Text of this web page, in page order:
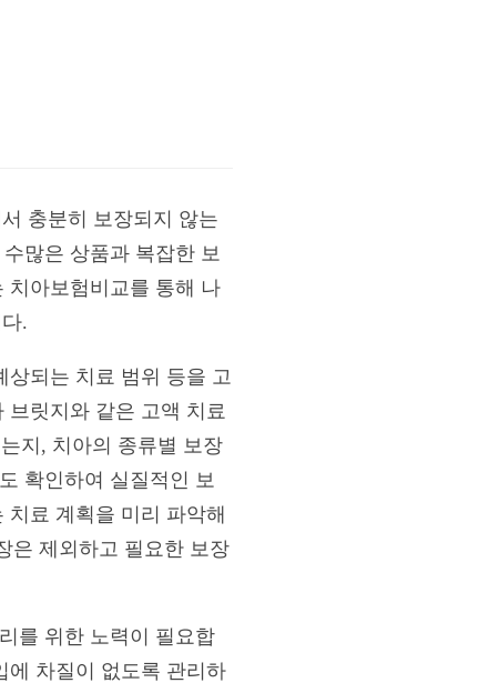
충분히 보장되지 않는
많은 상품과 복잡한 보
치아보험비교를 통해 나
.
되는 치료 범위 등을 고
릿지와 같은 고액 치료
지, 치아의 종류별 보장
확인하여 실질적인 보
료 계획을 미리 파악해
은 제외하고 필요한 보장
를 위한 노력이 필요합
에 차질이 없도록 관리하